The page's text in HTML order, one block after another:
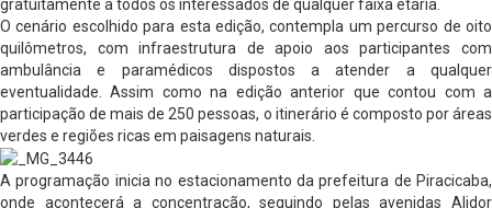
gratuitamente a todos os interessados de qualquer faixa etária.
O cenário escolhido para esta edição, contempla um percurso de oito
quilômetros, com infraestrutura de apoio aos participantes com
ambulância e paramédicos dispostos a atender a qualquer
eventualidade. Assim como na edição anterior que contou com a
participação de mais de 250 pessoas, o itinerário é composto por áreas
verdes e regiões ricas em paisagens naturais.
A programação inicia no estacionamento da prefeitura de Piracicaba,
onde acontecerá a concentração, seguindo pelas avenidas Alidor